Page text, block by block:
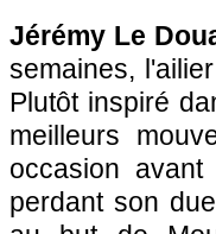
Jérémy Le
semaines,
Plutôt inspiré
meilleurs
occasion
perdant son